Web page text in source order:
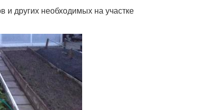
других необходимых на участке